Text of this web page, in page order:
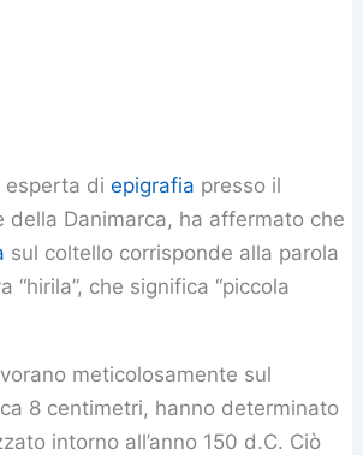
esperta diepigrafia presso il
della Danimarca, ha affermato che
sul coltello corrisponde alla parola
“hirila”, che significa “piccola
meticolosamente sul
8 centimetri, hanno determinato
intorno all’anno 150 d.C. Ciò